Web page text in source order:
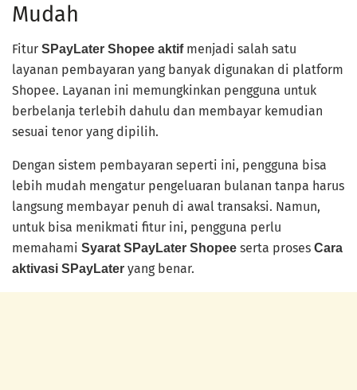
Mudah
Fitur SPayLater Shopee aktifmenjadi salah satu
layanan pembayaran yang banyak digunakan di platform
Shopee. Layanan ini memungkinkan pengguna untuk
berbelanja terlebih dahulu dan membayar kemudian
sesuai tenor yang dipilih.
Dengan sistem pembayaran seperti ini, pengguna bisa
lebih mudah mengatur pengeluaran bulanan tanpa harus
langsung membayar penuh di awal transaksi. Namun,
untuk bisa menikmati fitur ini, pengguna perlu
memahami Syarat SPayLater Shopee serta proses Cara
aktivasi SPayLater yang benar.